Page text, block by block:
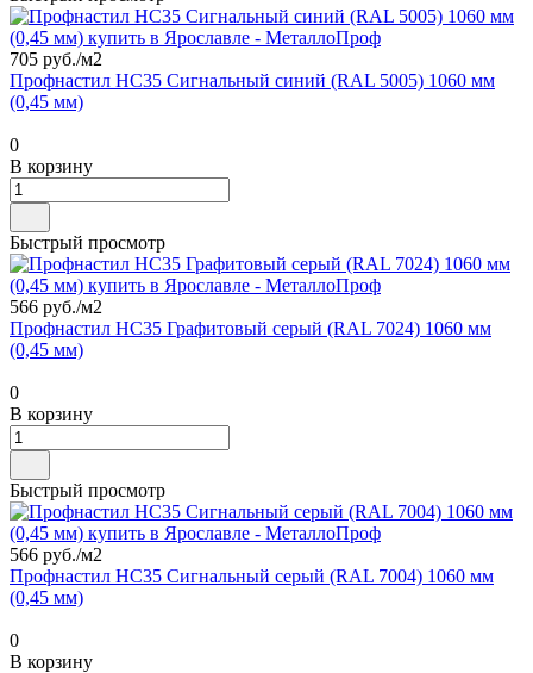
705 руб./м2
Профнастил НС35 Сигнальный синий (RAL 5005) 1060 мм
(0,45 мм)
0
В корзину
Быстрый просмотр
566 руб./м2
Профнастил НС35 Графитовый серый (RAL 7024) 1060 мм
(0,45 мм)
0
В корзину
Быстрый просмотр
566 руб./м2
Профнастил НС35 Сигнальный серый (RAL 7004) 1060 мм
(0,45 мм)
0
В корзину